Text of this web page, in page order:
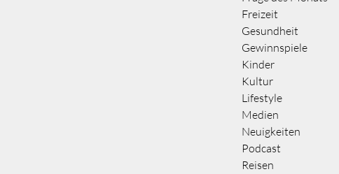
Freizeit
Gesundheit
Gewinnspiele
Kinder
Kultur
Lifestyle
Medien
Neuigkeiten
Podcast
Reisen